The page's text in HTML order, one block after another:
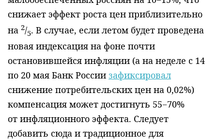
снижает эффект роста цен приблизительно
на 2/5. В случае, если летом будет проведена
новая индексация на фоне почти
остановившейся инфляции (а на неделе с 14
по 20 мая Банк России зафиксировал
снижение потребительских цен на 0,02%)
компенсация может достигнуть 55−70%
от инфляционного эффекта. Следует
добавить сюда и традиционное для